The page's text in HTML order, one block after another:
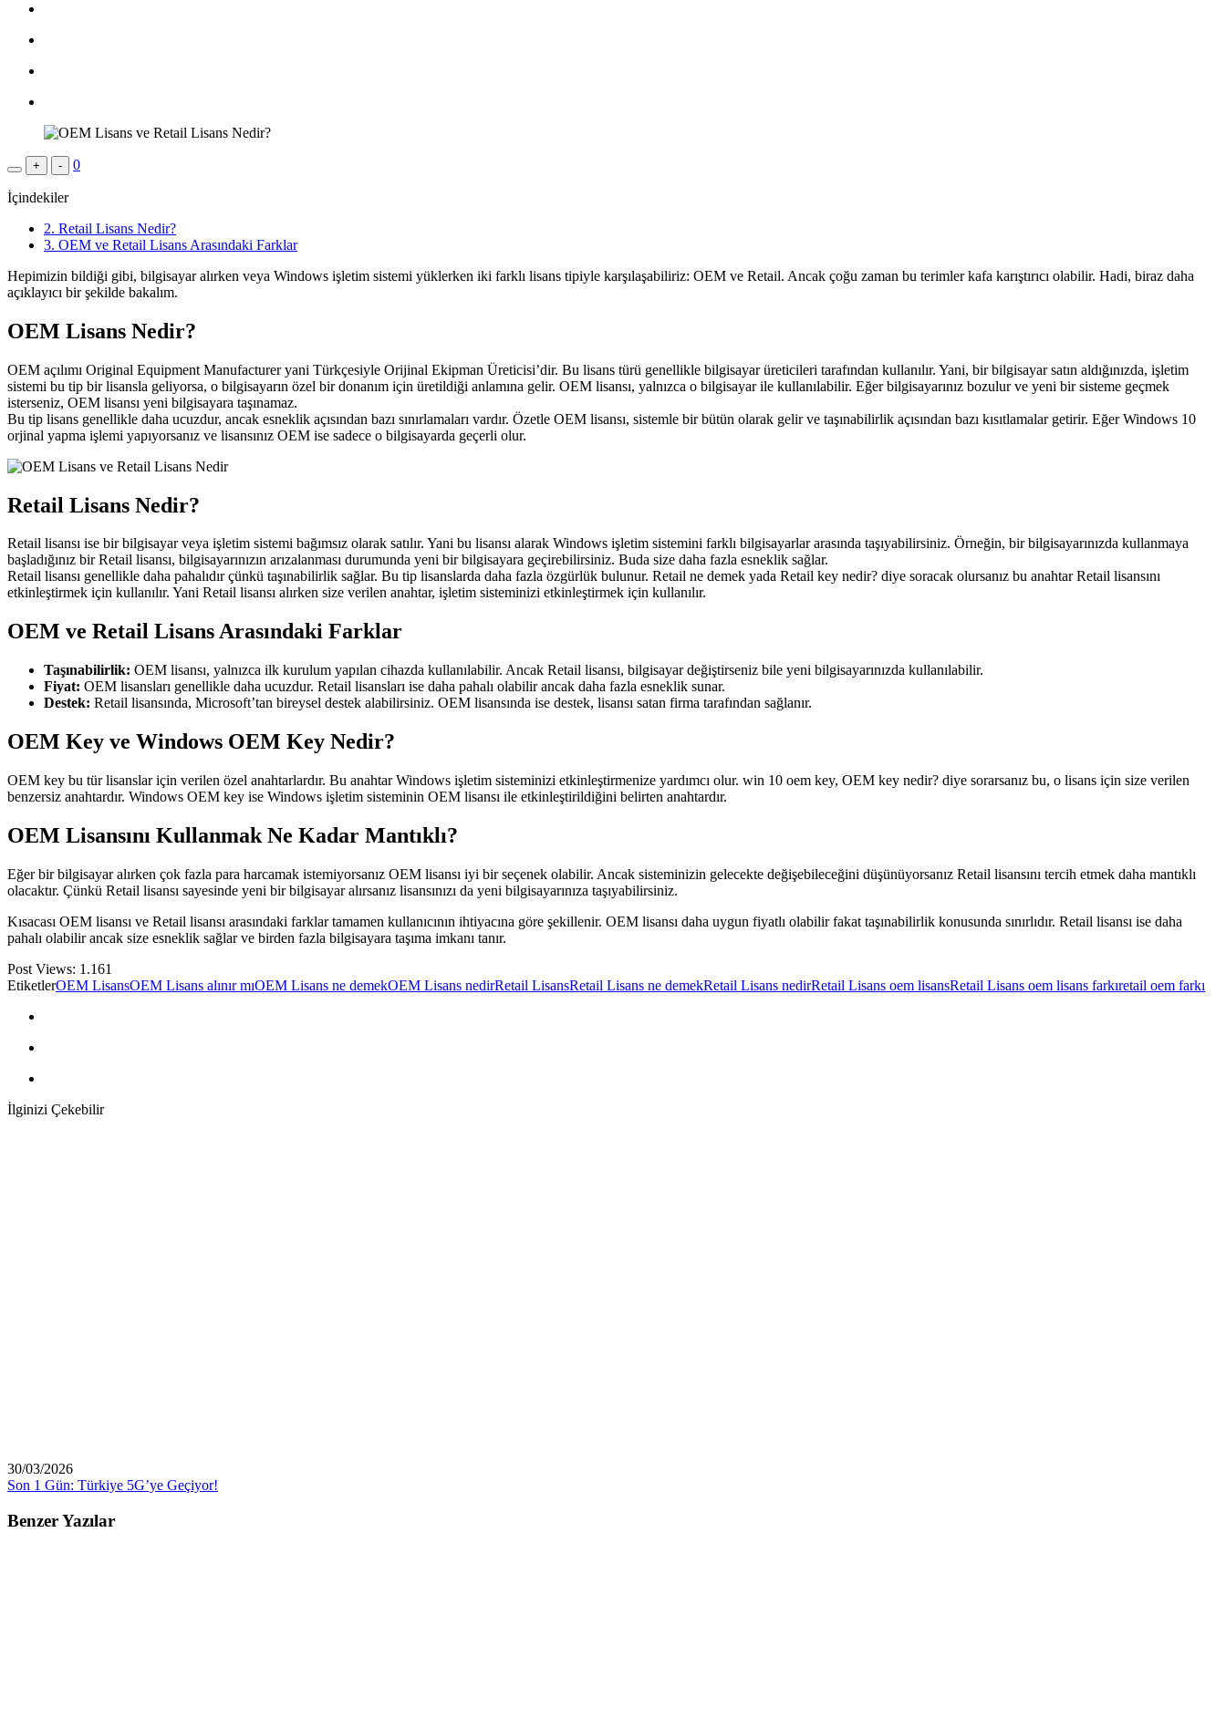
+ - 0
İçindekiler
2. Retail Lisans Nedir?
3. OEM ve Retail Lisans Arasındaki Farklar
Hepimizin bildiği gibi, bilgisayar alırken veya Windows işletim sistemi yüklerken iki farklı lisans tipiyle karşılaşabiliriz: OEM ve Retail. Ancak çoğu zaman bu terimler kafa karıştırıcı olabilir. Hadi, biraz daha
açıklayıcı bir şekilde bakalım.
OEM Lisans Nedir?
OEM açılımı Original Equipment Manufacturer yani Türkçesiyle Orijinal Ekipman Üreticisi’dir. Bu lisans türü genellikle bilgisayar üreticileri tarafından kullanılır. Yani, bir bilgisayar satın aldığınızda, işletim
sistemi bu tip bir lisansla geliyorsa, o bilgisayarın özel bir donanım için üretildiği anlamına gelir. OEM lisansı, yalnızca o bilgisayar ile kullanılabilir. Eğer bilgisayarınız bozulur ve yeni bir sisteme geçmek
isterseniz, OEM lisansı yeni bilgisayara taşınamaz.
Bu tip lisans genellikle daha ucuzdur, ancak esneklik açısından bazı sınırlamaları vardır. Özetle OEM lisansı, sistemle bir bütün olarak gelir ve taşınabilirlik açısından bazı kısıtlamalar getirir. Eğer Windows 10
orjinal yapma işlemi yapıyorsanız ve lisansınız OEM ise sadece o bilgisayarda geçerli olur.
Retail Lisans Nedir?
Retail lisansı ise bir bilgisayar veya işletim sistemi bağımsız olarak satılır. Yani bu lisansı alarak Windows işletim sistemini farklı bilgisayarlar arasında taşıyabilirsiniz. Örneğin, bir bilgisayarınızda kullanmaya
başladığınız bir Retail lisansı, bilgisayarınızın arızalanması durumunda yeni bir bilgisayara geçirebilirsiniz. Buda size daha fazla esneklik sağlar.
Retail lisansı genellikle daha pahalıdır çünkü taşınabilirlik sağlar. Bu tip lisanslarda daha fazla özgürlük bulunur. Retail ne demek yada Retail key nedir? diye soracak olursanız bu anahtar Retail lisansını
etkinleştirmek için kullanılır. Yani Retail lisansı alırken size verilen anahtar, işletim sisteminizi etkinleştirmek için kullanılır.
OEM ve Retail Lisans Arasındaki Farklar
Taşınabilirlik: OEM lisansı, yalnızca ilk kurulum yapılan cihazda kullanılabilir. Ancak Retail lisansı, bilgisayar değiştirseniz bile yeni bilgisayarınızda kullanılabilir.
Fiyat: OEM lisansları genellikle daha ucuzdur. Retail lisansları ise daha pahalı olabilir ancak daha fazla esneklik sunar.
Destek: Retail lisansında, Microsoft’tan bireysel destek alabilirsiniz. OEM lisansında ise destek, lisansı satan firma tarafından sağlanır.
OEM Key ve Windows OEM Key Nedir?
OEM key bu tür lisanslar için verilen özel anahtarlardır. Bu anahtar Windows işletim sisteminizi etkinleştirmenize yardımcı olur. win 10 oem key, OEM key nedir? diye sorarsanız bu, o lisans için size verilen
benzersiz anahtardır. Windows OEM key ise Windows işletim sisteminin OEM lisansı ile etkinleştirildiğini belirten anahtardır.
OEM Lisansını Kullanmak Ne Kadar Mantıklı?
Eğer bir bilgisayar alırken çok fazla para harcamak istemiyorsanız OEM lisansı iyi bir seçenek olabilir. Ancak sisteminizin gelecekte değişebileceğini düşünüyorsanız Retail lisansını tercih etmek daha mantıklı
olacaktır. Çünkü Retail lisansı sayesinde yeni bir bilgisayar alırsanız lisansınızı da yeni bilgisayarınıza taşıyabilirsiniz.
Kısacası OEM lisansı ve Retail lisansı arasındaki farklar tamamen kullanıcının ihtiyacına göre şekillenir. OEM lisansı daha uygun fiyatlı olabilir fakat taşınabilirlik konusunda sınırlıdır. Retail lisansı ise daha
pahalı olabilir ancak size esneklik sağlar ve birden fazla bilgisayara taşıma imkanı tanır.
Post Views: 1.161
EtiketlerOEM LisansOEM Lisans alınır mıOEM Lisans ne demekOEM Lisans nedirRetail LisansRetail Lisans ne demekRetail Lisans nedirRetail Lisans oem lisansRetail Lisans oem lisans farkıretail oem farkı
İlginizi Çekebilir
30/03/2026
Son 1 Gün: Türkiye 5G’ye Geçiyor!
Benzer Yazılar